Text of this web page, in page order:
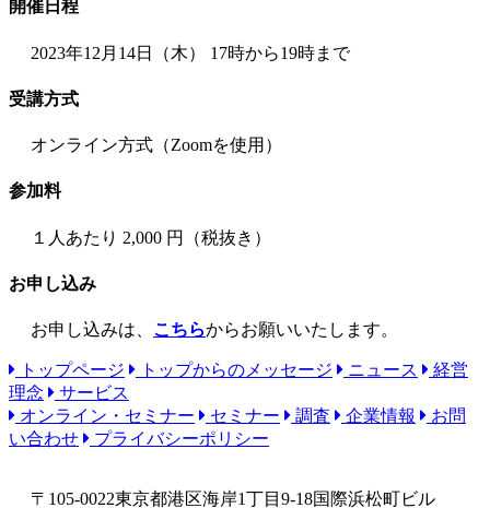
開催日程
2023年12月14日（木） 17時から19時まで
受講方式
オンライン方式（Zoomを使用）
参加料
１人あたり 2,000 円（税抜き）
お申し込み
お申し込みは、 こちらからお願いいたします。
トップページ トップからのメッセージ ニュース
経営
理念
サービス
オンライン・セミナー
セミナー 調査 企業情報
お問
い合わせ
プライバシーポリシー
〒105-0022東京都港区海岸1丁目9-18国際浜松町ビル